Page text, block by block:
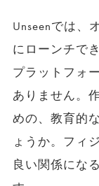
Unseenでは、
にローンチで
プラットフォ
ありません。
めの、教育的
ょうか。フィ
良い関係にな